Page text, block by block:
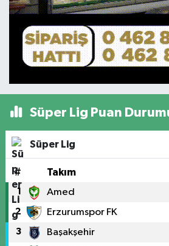
Süper Lig Puan
Süper Lig
# Takım
1 Amed
2 Erzurumspor FK
3 Başakşehir